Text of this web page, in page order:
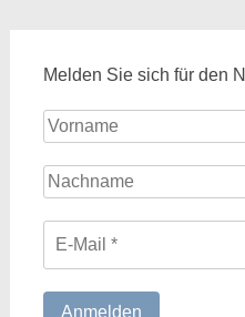
Melden Sie sich für den